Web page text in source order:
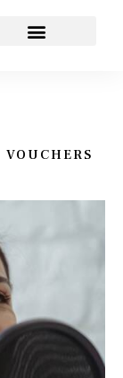
VOUCHERS